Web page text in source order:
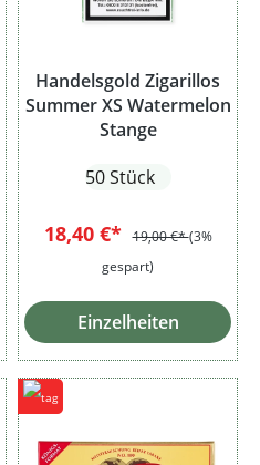
Handelsgold Zigarillos
Summer XS Watermelon
Stange
50 Stück
18,40 €* 19,00 €*(3%
gespart)
Einzelheiten